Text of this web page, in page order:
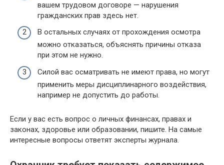
вашем трудовом договоре — нарушения
гражданских прав здесь нет.
В остальных случаях от прохождения осмотра
можно отказаться, объяснять причины отказа
при этом не нужно.
Силой вас осматривать не имеют права, но могут
применить меры дисциплинарного воздействия,
например не допустить до работы.
Если у вас есть вопрос о личных финансах, правах и
законах, здоровье или образовании, пишите. На самые
интересные вопросы ответят эксперты журнала.